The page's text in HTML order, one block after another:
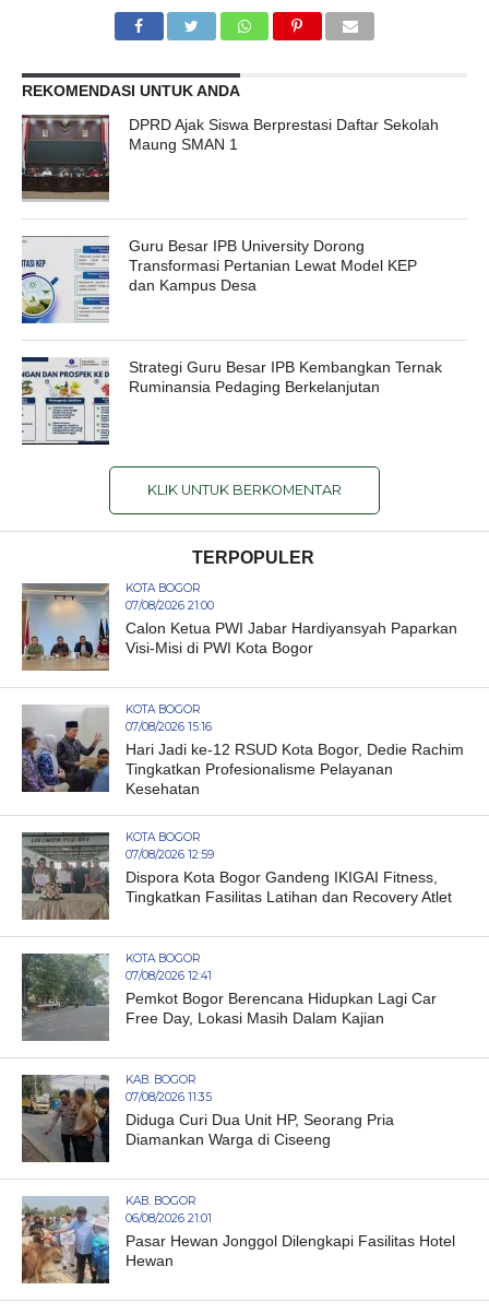
REKOMENDASI UNTUK ANDA
DPRD Ajak Siswa Berprestasi Daftar Sekolah
Maung SMAN 1
Guru Besar IPB University Dorong
Transformasi Pertanian Lewat Model KEP
dan Kampus Desa
Strategi Guru Besar IPB Kembangkan Ternak
Ruminansia Pedaging Berkelanjutan
KLIK UNTUK BERKOMENTAR
TERPOPULER
KOTA BOGOR
07/08/2026 21:00
Calon Ketua PWI Jabar Hardiyansyah Paparkan
Visi-Misi di PWI Kota Bogor
KOTA BOGOR
07/08/2026 15:16
Hari Jadi ke-12 RSUD Kota Bogor, Dedie Rachim
Tingkatkan Profesionalisme Pelayanan
Kesehatan
KOTA BOGOR
07/08/2026 12:59
Dispora Kota Bogor Gandeng IKIGAI Fitness,
Tingkatkan Fasilitas Latihan dan Recovery Atlet
KOTA BOGOR
07/08/2026 12:41
Pemkot Bogor Berencana Hidupkan Lagi Car
Free Day, Lokasi Masih Dalam Kajian
KAB. BOGOR
07/08/2026 11:35
Diduga Curi Dua Unit HP, Seorang Pria
Diamankan Warga di Ciseeng
KAB. BOGOR
06/08/2026 21:01
Pasar Hewan Jonggol Dilengkapi Fasilitas Hotel
Hewan